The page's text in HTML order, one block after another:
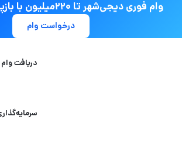
وام فوری دیجی‌شهر تا ۲۲۰میلیون با بازپرداخت ۶۰ماهه
درخواست وام
دریافت وام